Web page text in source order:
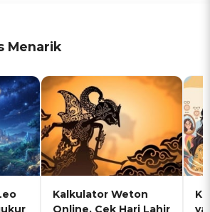
Menarik
Kalkulator Weton
Online, Cek Hari Lahir